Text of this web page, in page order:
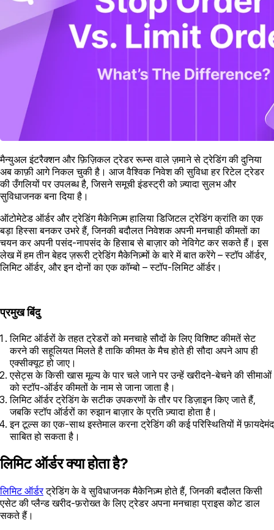
मैन्युअल इंटरैक्शन और फ़िज़िकल ट्रेडर रूम्स वाले ज़माने से ट्रेडिंग की दुनिया
अब काफ़ी आगे निकल चुकी है। आज वैश्विक निवेश की सुविधा हर रिटेल ट्रेडर
की उँगलियों पर उपलब्ध है, जिसने समूची इंडस्ट्री को ज़्यादा सुलभ और
सुविधाजनक बना दिया है।
ऑटोमेटेड ऑर्डर और ट्रेडिंग मैकेनिज़्म हालिया डिजिटल ट्रेडिंग क्रांति का एक
बड़ा हिस्सा बनकर उभरे हैं, जिनकी बदौलत निवेशक अपनी मनचाही कीमतों का
चयन कर अपनी पसंद-नापसंद के हिसाब से बाज़ार को नेविगेट कर सकते हैं। इस
लेख में हम तीन बेहद ज़रूरी ट्रेडिंग मैकेनिज़्मों के बारे में बात करेंगे – स्टॉप ऑर्डर,
लिमिट ऑर्डर, और इन दोनों का एक कॉम्बो – स्टॉप-लिमिट ऑर्डर।
प्रमुख बिंदु
लिमिट ऑर्डरों के तहत ट्रेडरों को मनचाहे सौदों के लिए विशिष्ट कीमतें सेट
करने की सहूलियत मिलते है ताकि कीमत के मैच होते ही सौदा अपने आप ही
एक्सीक्यूट हो जाए।
एसेट्स के किसी खास मूल्य के पार चले जाने पर उन्हें खरीदने-बेचने की सीमाओं
को स्टॉप-ऑर्डर कीमतों के नाम से जाना जाता है।
लिमिट ऑर्डर ट्रेडिंग के सटीक उपकरणों के तौर पर डिज़ाइन किए जाते हैं,
जबकि स्टॉप ऑर्डरों का रुझान बाज़ार के प्रति ज़्यादा होता है।
इन टूल्स का एक-साथ इस्तेमाल करना ट्रेडिंग की कई परिस्थितियों में फ़ायदेमंद
साबित हो सकता है।
लिमिट ऑर्डर क्या होता है?
लिमिट ऑर्डरट्रेडिंग के वे सुविधाजनक मैकेनिज़्म होते हैं, जिनकी बदौलत किसी
एसेट की प्लैन्ड खरीद-फ़रोख्त के लिए ट्रेडर अपना मनचाहा प्राइस कोट डाल
सकते हैं।